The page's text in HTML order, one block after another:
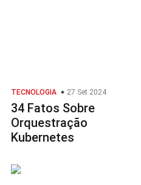
TECNOLOGIA 27 Set 2024
34 Fatos Sobre
Orquestração
Kubernetes